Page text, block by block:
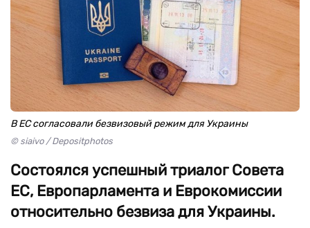
В ЕС согласовали безвизовый режим для Украины
© siaivo / Depositphotos
Состоялся успешный триалог Совета
ЕС, Европарламента и Еврокомиссии
относительно безвиза для Украины.